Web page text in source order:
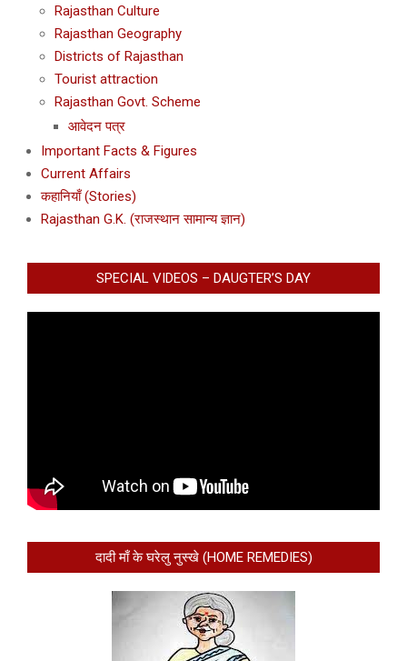
Rajasthan Culture
Rajasthan Geography
Districts of Rajasthan
Tourist attraction
Rajasthan Govt. Scheme
आवेदन पत्र
Important Facts & Figures
Current Affairs
कहानियाँ (Stories)
Rajasthan G.K. (राजस्थान सामान्य ज्ञान)
SPECIAL VIDEOS – DAUGTER’S DAY
दादी माँ के घरेलु नुस्खे (HOME REMEDIES)